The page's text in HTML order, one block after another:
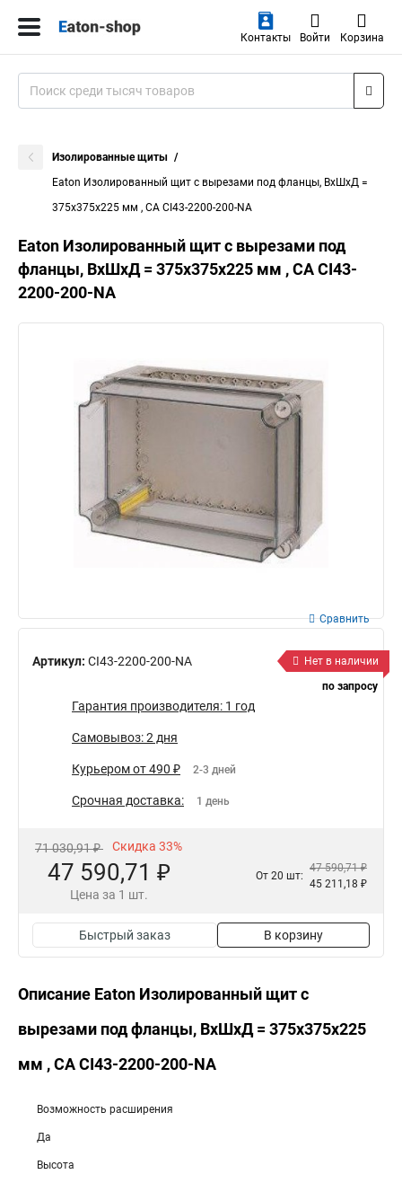
Контакты Войти Корзина
Изолированные щиты
Eaton Изолированный щит с вырезами под фланцы, ВхШхД =
375x375x225 мм , СА CI43-2200-200-NA
Eaton Изолированный щит с вырезами под
фланцы, ВхШхД = 375x375x225 мм , СА CI43-
2200-200-NA
Артикул: CI43-2200-200-NA
Сравнить
Нет в наличии
по запросу
Гарантия производителя: 1 год
Самовывоз: 2 дня
Курьером от 490 ₽ 2-3 дней
Срочная доставка: 1 день
71 030,91 ₽ Скидка 33%
47 590,71 ₽
Цена за 1 шт.
От 20 шт:
47 590,71 ₽
45 211,18 ₽
Быстрый заказ В корзину
Описание Eaton Изолированный щит с
вырезами под фланцы, ВхШхД = 375x375x225
мм , СА CI43-2200-200-NA
Возможность расширения
Да
Высота